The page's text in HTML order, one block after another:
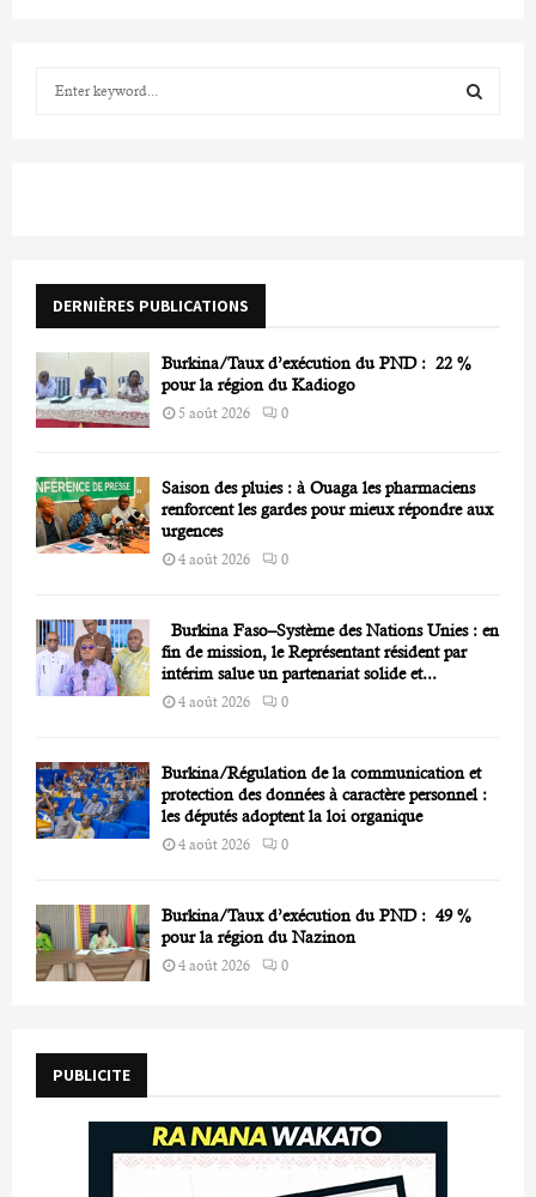
r
DERNIÈRES PUBLICATIONS
Burkina/Taux d’exécution du PND : 22 %
pour la région du Kadiogo
5 août 2026 0
Saison des pluies : à Ouaga les pharmaciens
renforcent les gardes pour mieux répondre aux
urgences
4 août 2026 0
Burkina Faso–Système des Nations Unies : en
fin de mission, le Représentant résident par
intérim salue un partenariat solide et...
4 août 2026 0
Burkina/Régulation de la communication et
protection des données à caractère personnel :
les députés adoptent la loi organique
4 août 2026 0
Burkina/Taux d’exécution du PND : 49 %
pour la région du Nazinon
4 août 2026 0
PUBLICITE